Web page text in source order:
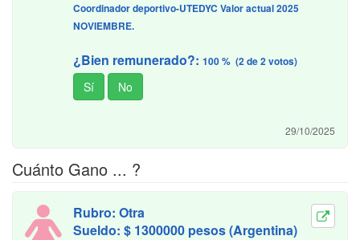
Coordinador deportivo-UTEDYC Valor actual 2025
NOVIEMBRE.
¿Bien remunerado?: 100 % (2 de 2 votos)
29/10/2025
Cuánto Gano ... ?
Rubro: Otra
Sueldo: $ 1300000 pesos (Argentina)